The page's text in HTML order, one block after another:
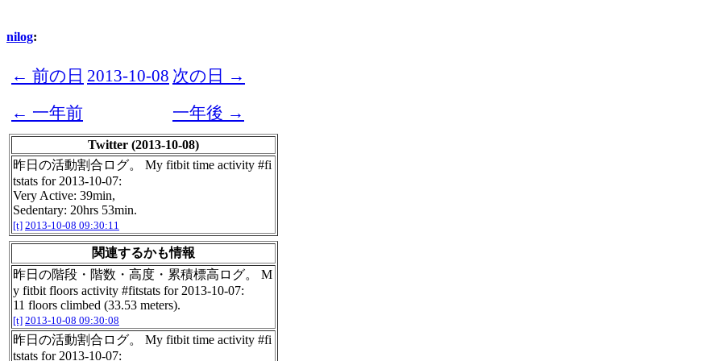
nilog:
← 前の日 2013-10-08 次の日 →
← 一年前
一年後 →
Twitter (2013-10-08)
昨日の活動割合ログ。 My fitbit time activity #fi
tstats for 2013-10-07:
Very Active: 39min,
Sedentary: 20hrs 53min.
[t] 2013-10-08 09:30:11
関連するかも情報
昨日の階段・階数・高度・累積標高ログ。 M
y fitbit floors activity #fitstats for 2013-10-07:
11 floors climbed (33.53 meters).
[t] 2013-10-08 09:30:08
昨日の活動割合ログ。 My fitbit time activity #fi
tstats for 2013-10-07: